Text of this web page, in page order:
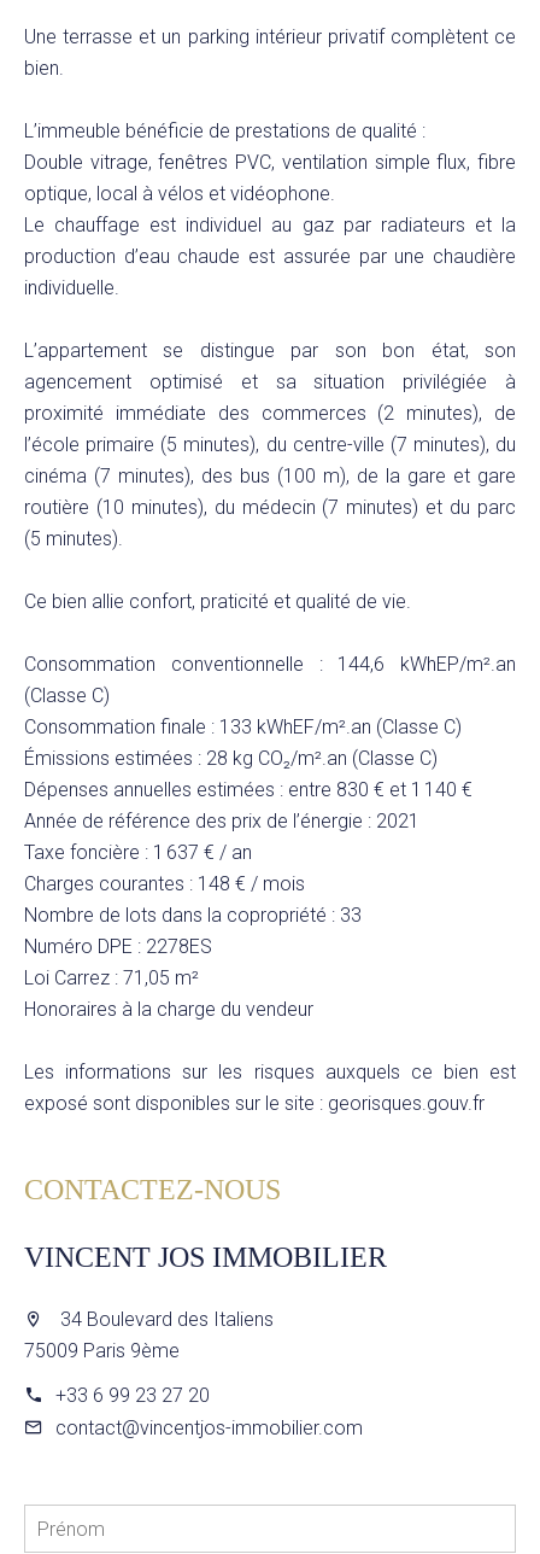
Une terrasse et un parking intérieur privatif complètent ce
bien.
L’immeuble bénéficie de prestations de qualité :
Double vitrage, fenêtres PVC, ventilation simple flux, fibre
optique, local à vélos et vidéophone.
Le chauffage est individuel au gaz par radiateurs et la
production d’eau chaude est assurée par une chaudière
individuelle.
L’appartement se distingue par son bon état, son
agencement optimisé et sa situation privilégiée à
proximité immédiate des commerces (2 minutes), de
l’école primaire (5 minutes), du centre-ville (7 minutes), du
cinéma (7 minutes), des bus (100 m), de la gare et gare
routière (10 minutes), du médecin (7 minutes) et du parc
(5 minutes).
Ce bien allie confort, praticité et qualité de vie.
Consommation conventionnelle : 144,6 kWhEP/m².an
(Classe C)
Consommation finale : 133 kWhEF/m².an (Classe C)
Émissions estimées : 28 kg CO₂/m².an (Classe C)
Dépenses annuelles estimées : entre 830 € et 1 140 €
Année de référence des prix de l’énergie : 2021
Taxe foncière : 1 637 € / an
Charges courantes : 148 € / mois
Nombre de lots dans la copropriété : 33
Numéro DPE : 2278ES
Loi Carrez : 71,05 m²
Honoraires à la charge du vendeur
Les informations sur les risques auxquels ce bien est
exposé sont disponibles sur le site : georisques.gouv.fr
CONTACTEZ-NOUS
VINCENT JOS IMMOBILIER
34 Boulevard des Italiens
75009 Paris 9ème
+33 6 99 23 27 20
contact@vincentjos-immobilier.com